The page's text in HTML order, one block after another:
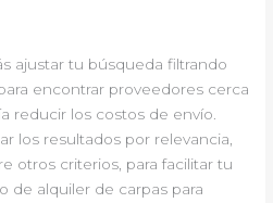
ajustar tu búsqueda filtrando
encontrar proveedores cerca
reducir los costos de envío.
los resultados por relevancia,
otros criterios, para facilitar tu
de alquiler de carpas para